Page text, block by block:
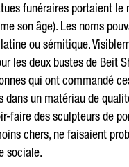
funéraires portaient le
son âge). Les noms
ou sémitique.
les deux bustes de Beit
qui ont commandé
dans un matériau de
faire des sculpteurs de
chers, ne faisaient
sociale.